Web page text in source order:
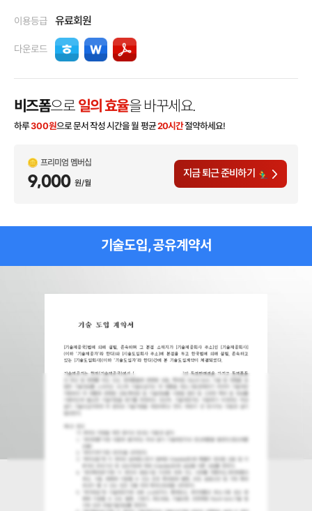
이용등급 유료회원
다운로드
비즈폼으로 일의 효율을 바꾸세요.
하루300원으로 문서 작성 시간을 월 평균20시간절약하세요!
프리미엄 멤버십
9,000 원/월
지금 퇴근 준비하기
기술도입, 공유계약서